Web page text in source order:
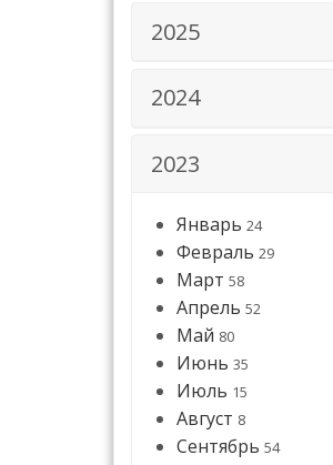
2025
2024
2023
Январь 24
Февраль 29
Март 58
Апрель 52
Май 80
Июнь 35
Июль 15
Август 8
Сентябрь 54